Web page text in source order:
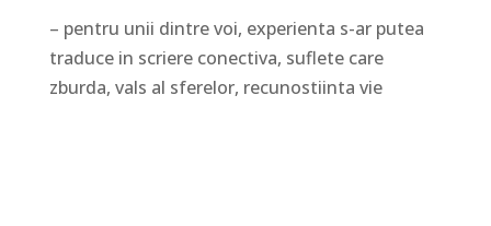
– pentru unii dintre voi, experienta s-ar putea
traduce in scriere conectiva, suflete care
zburda, vals al sferelor, recunostiinta vie